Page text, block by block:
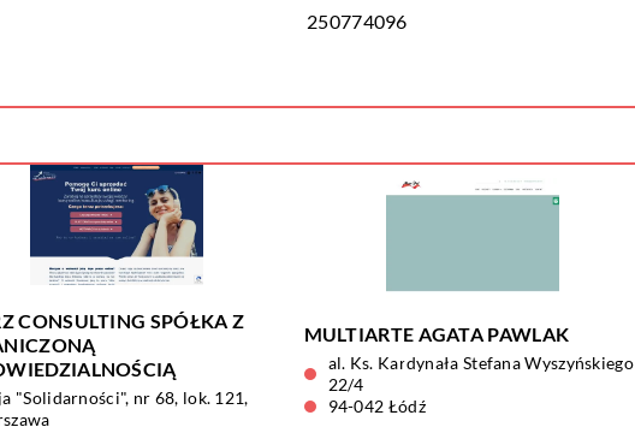
250774096
CONSULTING SPÓŁKA Z
"Solidarności", nr 68, lok. 121,
MULTIARTE AGATA PAWLAK
al. Ks. Kardynała Stefana Wyszyńskiego
22/4
94-042 Łódź